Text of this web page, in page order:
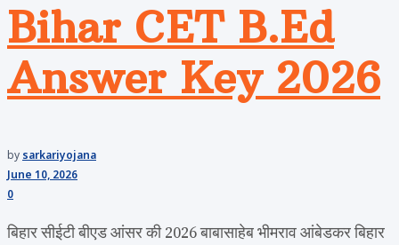
Bihar CET B.Ed
Answer Key 2026
by sarkariyojana
June 10, 2026
0
बिहार सीईटी बीएड आंसर की 2026 बाबासाहेब भीमराव आंबेडकर बिहार